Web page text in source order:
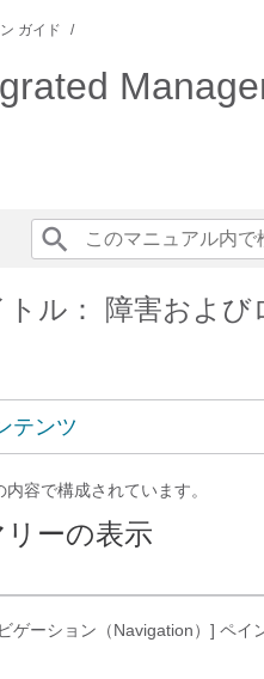
ガイド
ル： 障害および
テンツ
容で構成されています。
ーの表示
ゲーション（Navigation）] ペイ